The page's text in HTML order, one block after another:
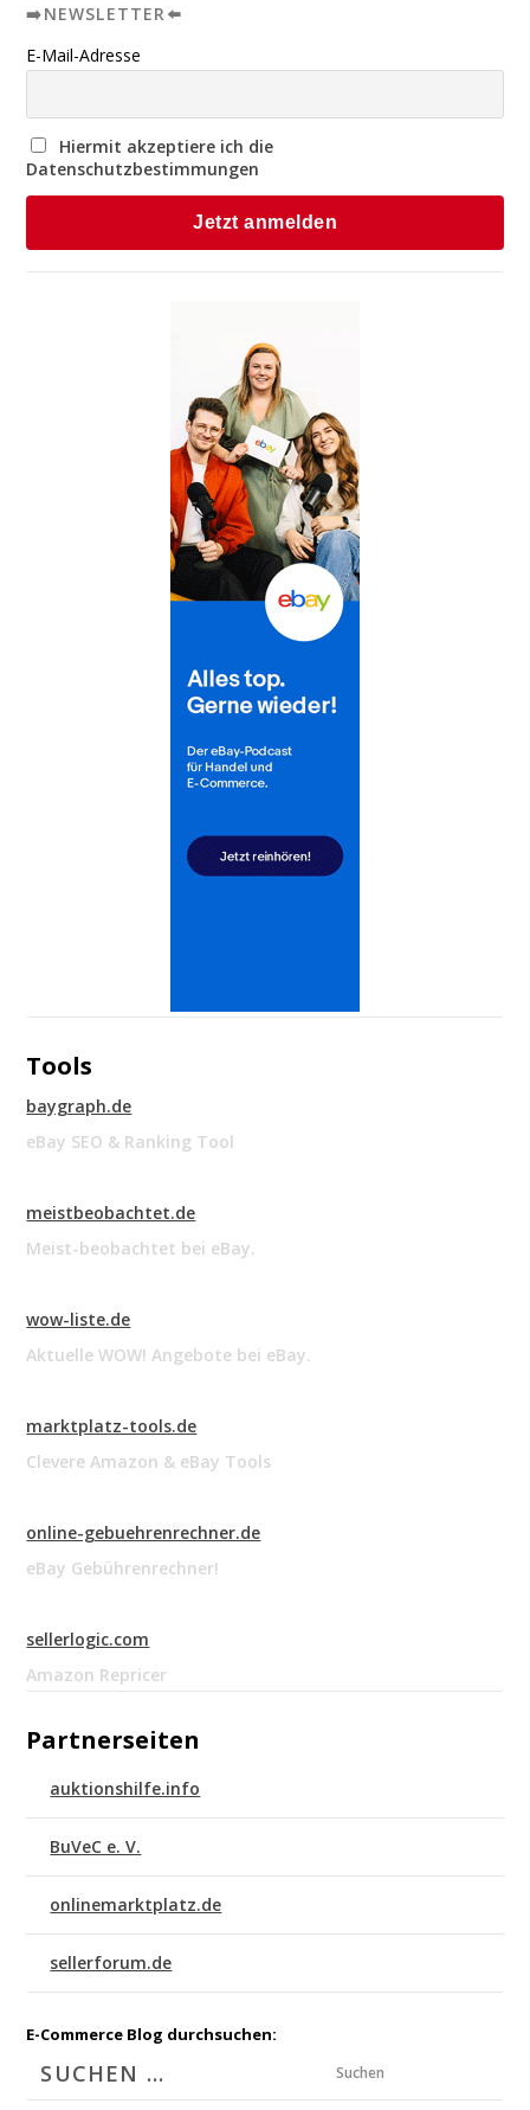
➡️NEWSLETTER⬅️
E-Mail-Adresse
Hiermit akzeptiere ich die
Datenschutzbestimmungen
Tools
baygraph.de
eBay SEO & Ranking Tool
meistbeobachtet.de
Meist-beobachtet bei eBay.
wow-liste.de
Aktuelle WOW! Angebote bei eBay.
marktplatz-tools.de
Clevere Amazon & eBay Tools
online-gebuehrenrechner.de
eBay Gebührenrechner!
sellerlogic.com
Amazon Repricer
Partnerseiten
auktionshilfe.info
BuVeC e. V.
onlinemarktplatz.de
sellerforum.de
E-Commerce Blog durchsuchen:
Suchen